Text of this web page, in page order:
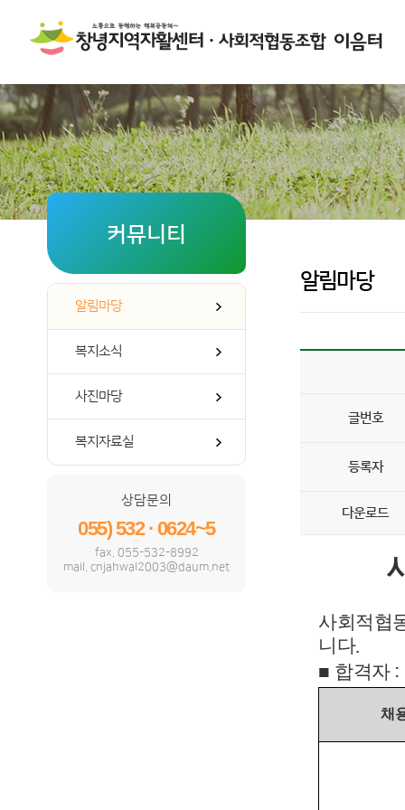
커뮤니티
알림마당
복지소식
사진마당
복지자료실
상담문의
055) 532 · 0624~5
fax. 055-532-8992
mail. cnjahwal2003@daum.net
알림마당
글번호
등록자
다운로드
사회적협
니다.
■ 합격자 :
채